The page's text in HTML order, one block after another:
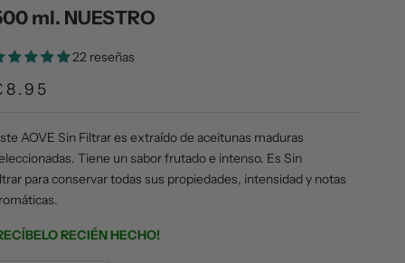
ml. NUESTRO
22 reseñas
AOVE Sin Filtrar es extraído de aceitunas maduras
Tiene un sabor frutado e intenso. Es Sin
para conservar todas sus propiedades, intensidad y notas
RECIÉN HECHO!